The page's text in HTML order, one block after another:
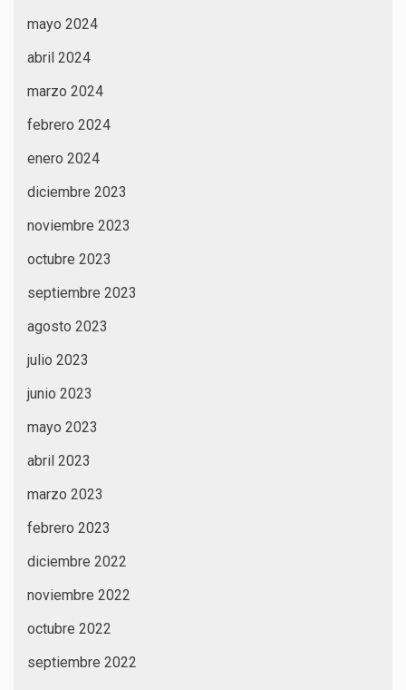
mayo 2024
abril 2024
marzo 2024
febrero 2024
enero 2024
diciembre 2023
noviembre 2023
octubre 2023
septiembre 2023
agosto 2023
julio 2023
junio 2023
mayo 2023
abril 2023
marzo 2023
febrero 2023
diciembre 2022
noviembre 2022
octubre 2022
septiembre 2022